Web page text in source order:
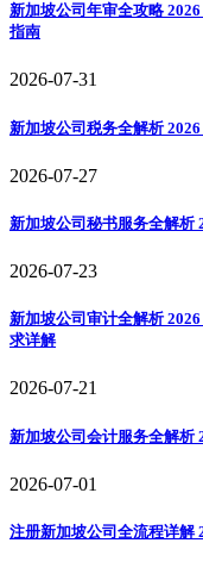
新加坡公司年审全攻略
指南
2026-07-31
新加坡公司税务全解析
2026-07-27
新加坡公司秘书服务全解析
2026-07-23
新加坡公司审计全解析
求详解
2026-07-21
新加坡公司会计服务全解析
2026-07-01
注册新加坡公司全流程详解